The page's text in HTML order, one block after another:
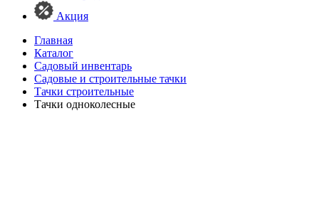
Акция
Главная
Каталог
Садовый инвентарь
Садовые и строительные тачки
Тачки строительные
Тачки одноколесные